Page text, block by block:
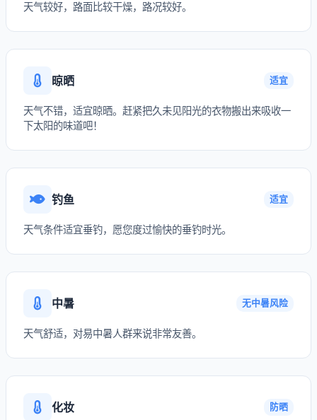
天气较好，路面比较干燥，路况较好。
晾晒 适宜
天气不错，适宜晾晒。赶紧把久未见阳光的衣物搬出来吸收一
下太阳的味道吧！
钓鱼 适宜
天气条件适宜垂钓，愿您度过愉快的垂钓时光。
中暑 无中暑风险
天气舒适，对易中暑人群来说非常友善。
化妆 防晒